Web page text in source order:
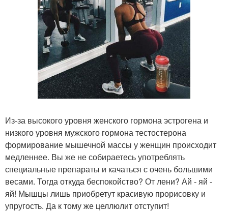
Из-за высокого уровня женского гормона эстрогена и
низкого уровня мужского гормона тестостерона
формирование мышечной массы у женщин происходит
медленнее. Вы же не собираетесь употреблять
специальные препараты и качаться с очень большими
весами. Тогда откуда беспокойство? От лени? Ай - яй -
яй! Мышцы лишь приобретут красивую прорисовку и
упругость. Да к тому же целлюлит отступит!